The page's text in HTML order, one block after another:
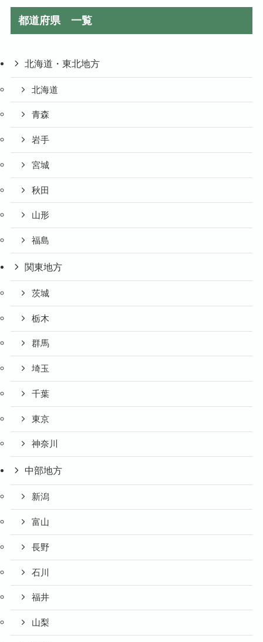
都道府県 一覧
北海道・東北地方
北海道
青森
岩手
宮城
秋田
山形
福島
関東地方
茨城
栃木
群馬
埼玉
千葉
東京
神奈川
中部地方
新潟
富山
長野
石川
福井
山梨